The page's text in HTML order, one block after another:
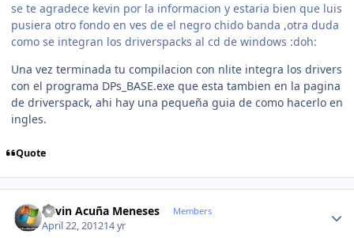
se te agradece kevin por la informacion y estaria bien que luis
pusiera otro fondo en ves de el negro chido banda ,otra duda
como se integran los driverspacks al cd de windows :doh:
Una vez terminada tu compilacion con nlite integra los drivers
con el programa DPs_BASE.exe que esta tambien en la pagina
de driverspack, ahi hay una pequeña guia de como hacerlo en
ingles.
Quote
Kevin Acuña Meneses Members
April 22, 201214 yr